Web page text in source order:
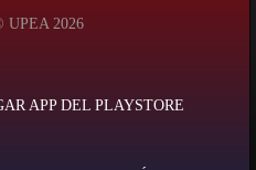
UPEA 2026
APP DEL PLAYSTORE